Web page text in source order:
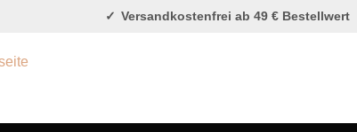
Versandkostenfrei ab 49 € Bestellwert